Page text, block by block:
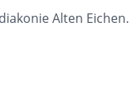
Alten Eichen.